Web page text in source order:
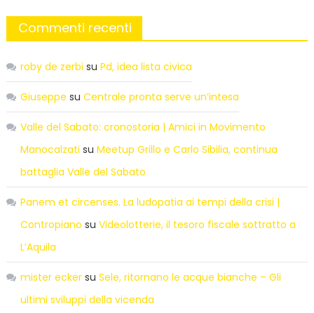
Commenti recenti
roby de zerbi su Pd, idea lista civica
Giuseppe su Centrale pronta serve un’intesa
Valle del Sabato: cronostoria | Amici in Movimento
Manocalzati su Meetup Grillo e Carlo Sibilia, continua
battaglia Valle del Sabato
Panem et circenses. La ludopatia ai tempi della crisi |
Contropiano su Videolotterie, il tesoro fiscale sottratto a
L’Aquila
mister eckersu Sele, ritornano le acque bianche – Gli
ultimi sviluppi della vicenda